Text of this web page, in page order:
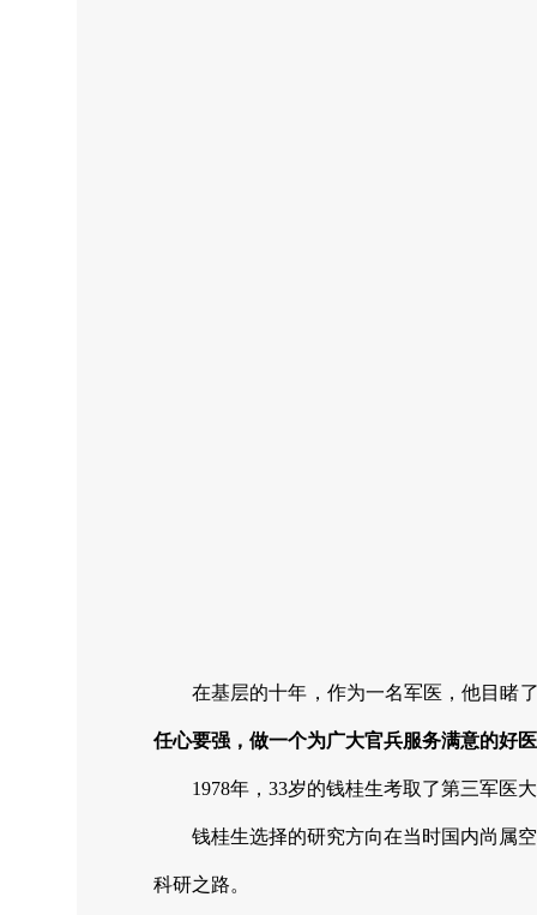
在基层的十年，作为一名军医，他目睹
任心要强，做一个为广大官兵服务满意的好
1978年， 33岁的钱桂生考取了第三军医
钱桂生选择的研究方向在当时国内尚属
科研之路。